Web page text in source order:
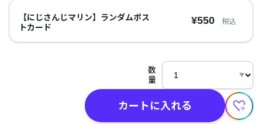
【にじさんじマリン】ランダムポス
トカード
¥550 税込
数
量
カートに入れる